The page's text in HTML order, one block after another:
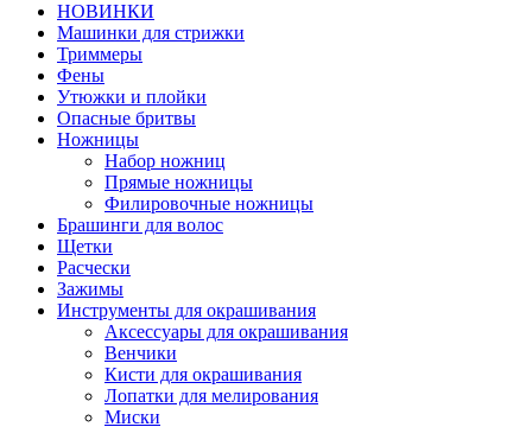
НОВИНКИ
Машинки для стрижки
Триммеры
Фены
Утюжки и плойки
Опасные бритвы
Ножницы
Набор ножниц
Прямые ножницы
Филировочные ножницы
Брашинги для волос
Щетки
Расчески
Зажимы
Инструменты для окрашивания
Аксессуары для окрашивания
Венчики
Кисти для окрашивания
Лопатки для мелирования
Миски